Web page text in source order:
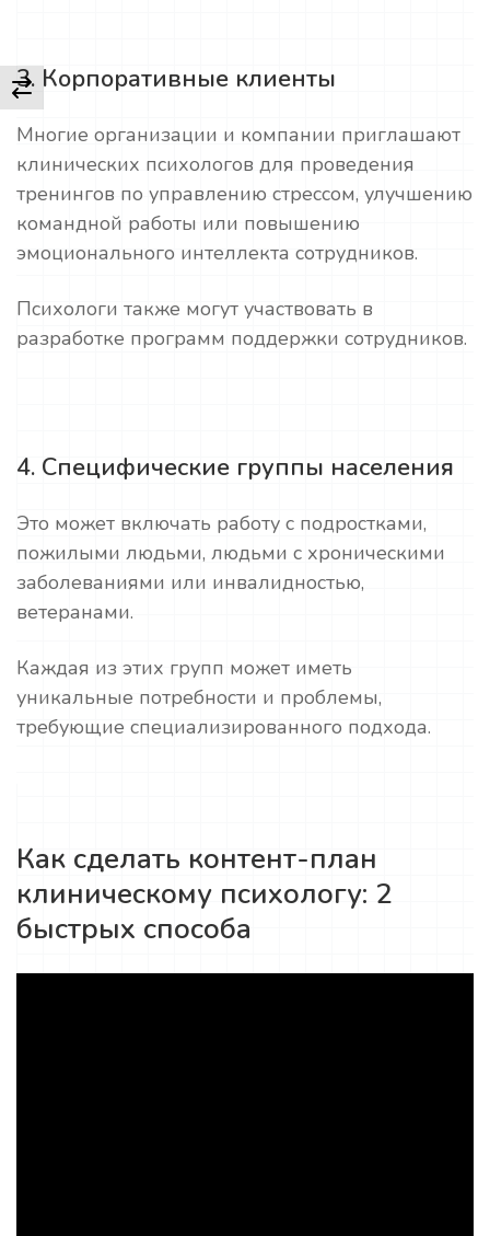
3. Корпоративные клиенты
Многие организации и компании приглашают
клинических психологов для проведения
тренингов по управлению стрессом, улучшению
командной работы или повышению
эмоционального интеллекта сотрудников.
Психологи также могут участвовать в
разработке программ поддержки сотрудников.
4. Специфические группы населения
Это может включать работу с подростками,
пожилыми людьми, людьми с хроническими
заболеваниями или инвалидностью,
ветеранами.
Каждая из этих групп может иметь
уникальные потребности и проблемы,
требующие специализированного подхода.
Как сделать контент-план
клиническому психологу: 2
быстрых способа